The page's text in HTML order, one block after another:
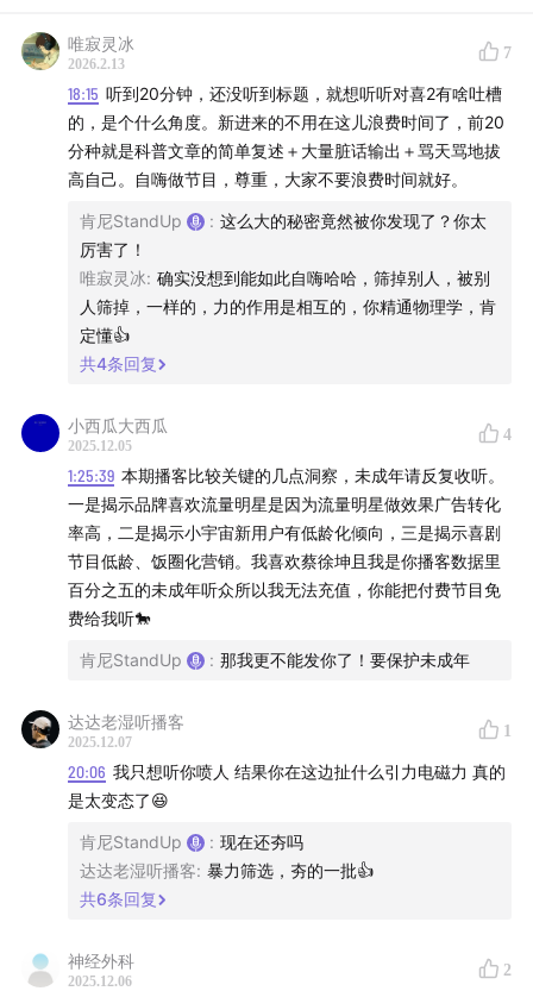
｜更新日志｜
1. 修复了非博士听众可以收听节目的问题
2. 全面革新乞讨方式，现在非付费听众将无法收听部分重
要内容
3. 进一步增强废话比例，解决了节目有效内容过多的问题
4. 去掉了时间轴，以便更好地骗听众进来听完全不相关的
科学家组：
杨振宁，李政道，吴健雄，居里夫人，朗道，牛顿，爱因
斯坦，麦克斯韦，泡利，罗伯特·米尔斯，梁思成，林徽因
喜剧人组：
黄宏/宋丹丹（超生游击队，打气儿），赵炎/周炜（我惯
着他），酷酷的天放，某某某，蒋易孙天宇，王男，李逗
逗，药水哥，张兴朝李嘉诚，龚英杰郝旭涛，杨雨光李明
磊，李飞，张呈雷淞然
说唱歌手组：
Ray Vaughn - Mannequin
Baby Keem, Kendrick Lamar - Family Ties
唯寂灵冰
2026.2.13
7
18:15 听到20分钟，还没听到标题，就想听听对喜2有啥吐槽
的，是个什么角度。新进来的不用在这儿浪费时间了，前20
分种就是科普文章的简单复述＋大量脏话输出＋骂天骂地拔
高自己。自嗨做节目，尊重，大家不要浪费时间就好。
肯尼StandUp : 这么大的秘密竟然被你发现了？你太
厉害了！
唯寂灵冰: 确实没想到能如此自嗨哈哈，筛掉别人，被别
人筛掉，一样的，力的作用是相互的，你精通物理学，肯
定懂👍
共4条回复
小西瓜大西瓜
2025.12.05
4
1:25:39 本期播客比较关键的几点洞察，未成年请反复收听。
一是揭示品牌喜欢流量明星是因为流量明星做效果广告转化
率高，二是揭示小宇宙新用户有低龄化倾向，三是揭示喜剧
节目低龄、饭圈化营销。我喜欢蔡徐坤且我是你播客数据里
百分之五的未成年听众所以我无法充值，你能把付费节目免
费给我听🐎
肯尼StandUp : 那我更不能发你了！要保护未成年
达达老湿听播客
2025.12.07
1
20:06 我只想听你喷人 结果你在这边扯什么引力电磁力 真的
是太变态了😆
肯尼StandUp : 现在还夯吗
达达老湿听播客: 暴力筛选，夯的一批👍
共6条回复
神经外科
2025.12.06
2